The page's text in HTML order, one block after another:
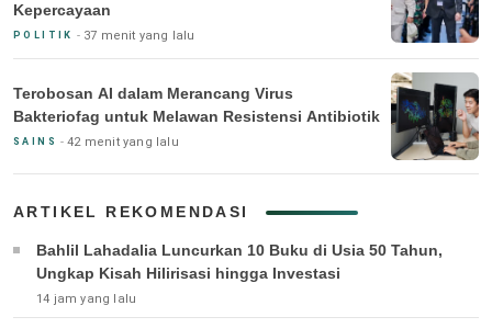
Kepercayaan
POLITIK 37 menit yang lalu
Terobosan AI dalam Merancang Virus
Bakteriofag untuk Melawan Resistensi Antibiotik
SAINS 42 menit yang lalu
ARTIKEL REKOMENDASI
Bahlil Lahadalia Luncurkan 10 Buku di Usia 50 Tahun,
Ungkap Kisah Hilirisasi hingga Investasi
14 jam yang lalu